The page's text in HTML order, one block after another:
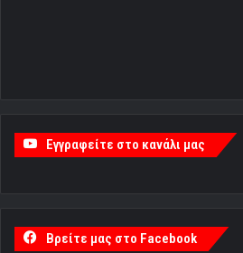
Εγγραφείτε στο κανάλι μας
Βρείτε μας στο Facebook